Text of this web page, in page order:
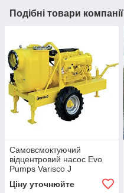
Подібні товари компанії
Самовсмоктуючий
відцентровий насос Evo
Pumps Varisco J
Ціну уточнюйте